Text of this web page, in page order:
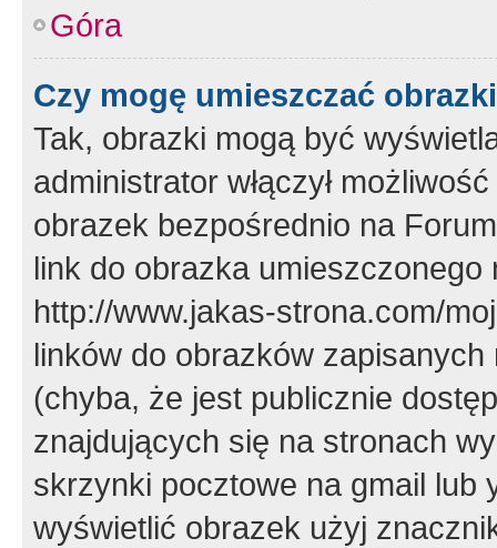
Góra
Czy mogę umieszczać
Tak, obrazki mogą być
administrator włączył
obrazek bezpośrednio na
link do obrazka
http://www.jakas-strona.com/
linków do obrazków
(chyba, że jest publicznie
znajdujących się na stronach
skrzynki pocztowe na gmail lub
wyświetlić obrazek użyj